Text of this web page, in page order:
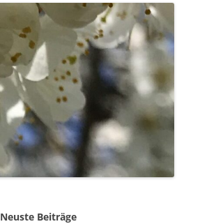
Neuste Beiträge